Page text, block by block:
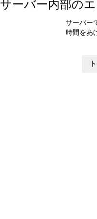
サーバー内部の
サーバー
時間をあ